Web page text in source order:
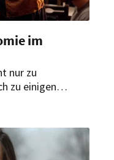
im
nur zu
zu einigen
des